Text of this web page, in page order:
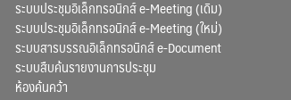
ระบบประชุมอิเล็กทรอนิกส์ e-Meeting (เดิม)
ระบบประชุมอิเล็กทรอนิกส์ e-Meeting (ใหม่)
ระบบสารบรรณอิเล็กทรอนิกส์ e-Document
ระบบสืบค้นรายงานการประชุม
ห้องค้นคว้า